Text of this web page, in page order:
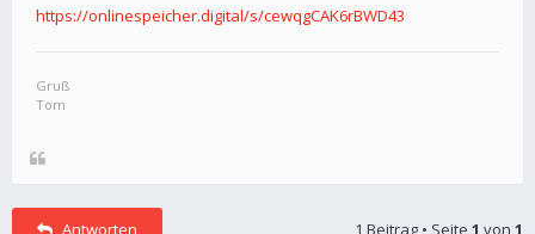
https://onlinespeicher.digital/s/cewqgCAK6rBWD43
Gruß
Tom
Antworten 1 Beitrag • Seite 1 von 1